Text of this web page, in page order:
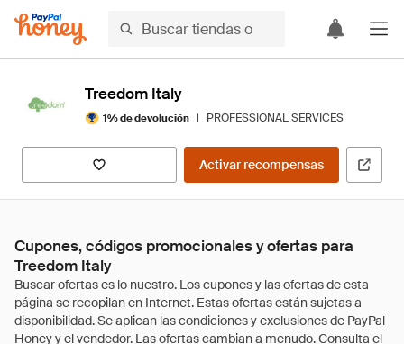
Treedom Italy
1% de devolución | PROFESSIONAL SERVICES
Activar recompensas
Cupones, códigos promocionales y ofertas para
Treedom Italy